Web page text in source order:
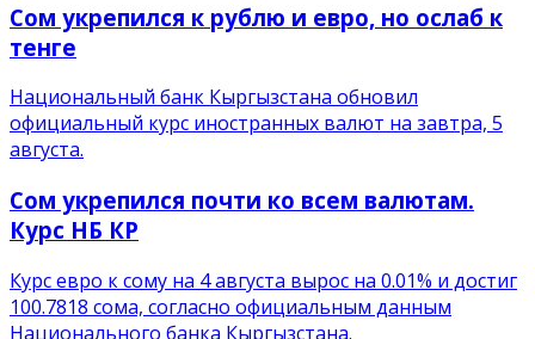
Сом укрепился к рублю и евро, но ослаб к
тенге
Национальный банк Кыргызстана обновил
официальный курс иностранных валют на завтра, 5
августа.
Сом укрепился почти ко всем валютам.
Курс НБ КР
Курс евро к сому на 4 августа вырос на 0.01% и достиг
100.7818 сома, согласно официальным данным
Национального банка Кыргызстана.